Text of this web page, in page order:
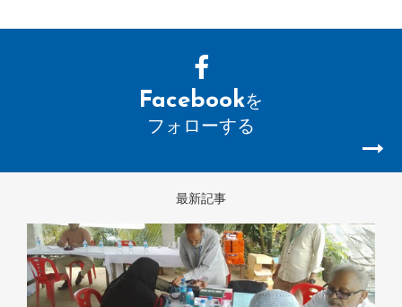
Facebookを
フォローする
最新記事